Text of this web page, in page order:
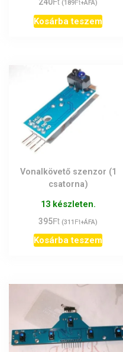
(189 +ÁFA)
Kosárba teszem
Vonalkövető szenzor (1
csatorna)
13 készleten.
395Ft (311 Ft+ÁFA)
Kosárba teszem